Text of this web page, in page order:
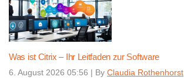
Was ist Citrix – Ihr Leitfaden zur Software
6. August 2026 05:56 | By Claudia Rothenhorst